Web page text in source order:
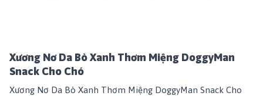
Xương Nơ Da Bò Xanh Thơm Miệng DoggyMan
Snack Cho Chó
Xương Nơ Da Bò Xanh Thơm Miệng DoggyMan Snack Cho